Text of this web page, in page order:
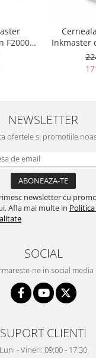
F2000,
Inkmaster
DYE,
NEWSLETTER
ofertele si promotiile
newsletter cu
Afla mai multe in
SOCIAL
ne in social media
SUPORT CLIENTI
Luni - Vineri: 09:00 - 17:30